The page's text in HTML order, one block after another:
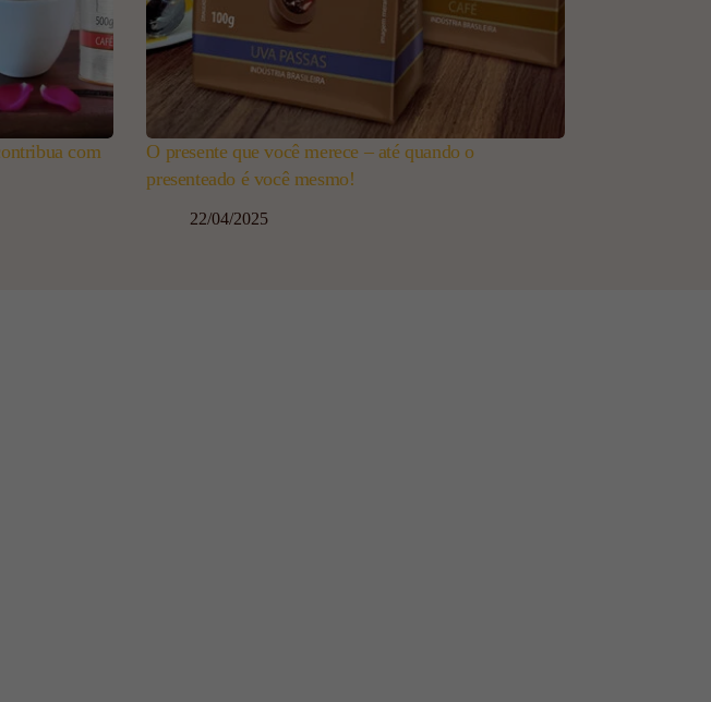
com
O presente que você merece – até quando o
presenteado é você mesmo!
22/04/2025